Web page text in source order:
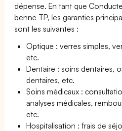
dépense. En tant que
benne TP, les garanties
sont les suivantes :
Optique : verres simples,
etc.
Dentaire : soins dentaires,
dentaires, etc.
Soins médicaux :
analyses médicales,
etc.
Hospitalisation : frais de